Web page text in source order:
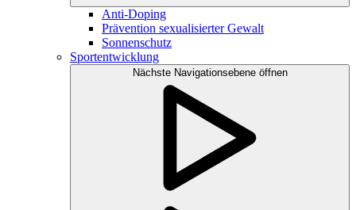
Anti-Doping
Prävention sexualisierter Gewalt
Sonnenschutz
Sportentwicklung
Nächste Navigationsebene öffnen